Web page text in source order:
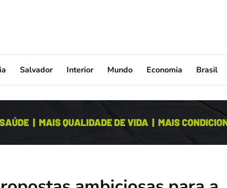
Salvador Interior Mundo Economia Brasil